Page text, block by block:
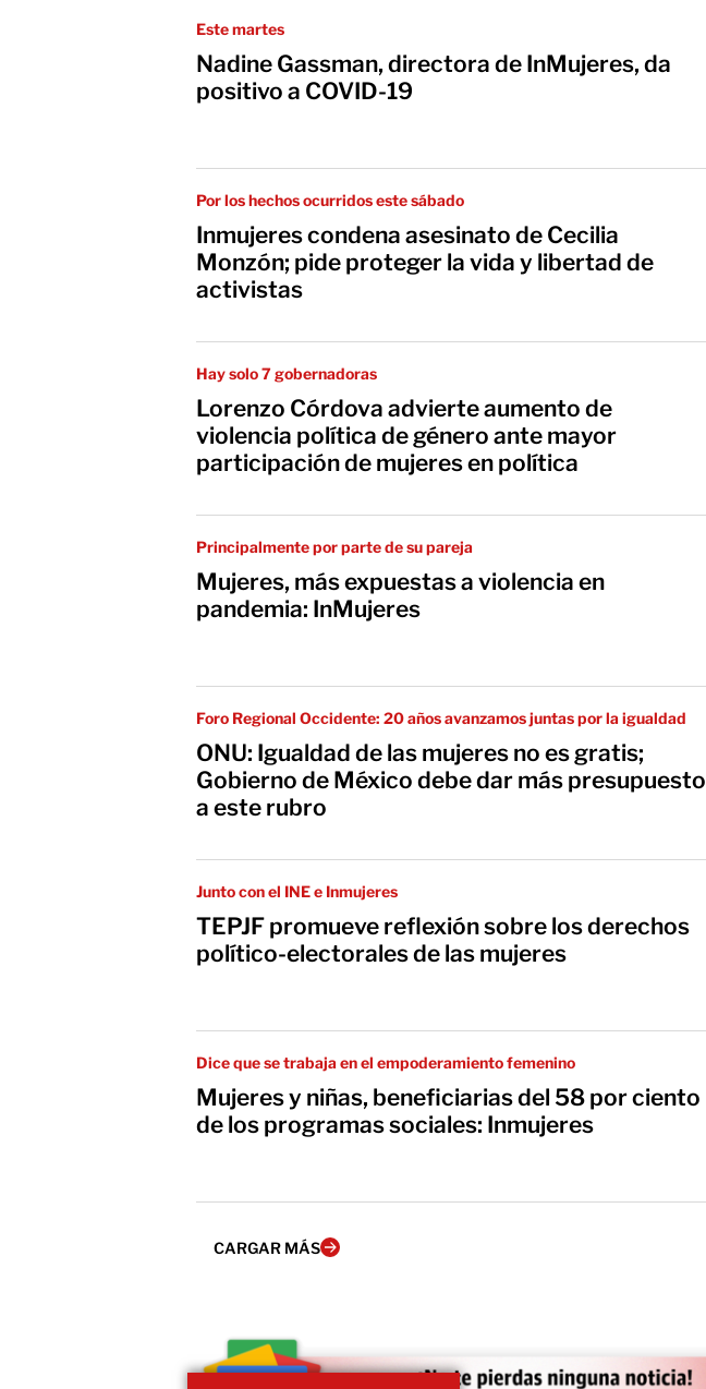
Este martes
Nadine Gassman, directora de InMujeres, da
positivo a COVID-19
Por los hechos ocurridos este sábado
Inmujeres condena asesinato de Cecilia
Monzón; pide proteger la vida y libertad de
activistas
Hay solo 7 gobernadoras
Lorenzo Córdova advierte aumento de
violencia política de género ante mayor
participación de mujeres en política
Principalmente por parte de su pareja
Mujeres, más expuestas a violencia en
pandemia: InMujeres
Foro Regional Occidente: 20 años avanzamos juntas por la igualdad
ONU: Igualdad de las mujeres no es gratis;
Gobierno de México debe dar más presupuesto
a este rubro
Junto con el INE e Inmujeres
TEPJF promueve reflexión sobre los derechos
político-electorales de las mujeres
Dice que se trabaja en el empoderamiento femenino
Mujeres y niñas, beneficiarias del 58 por ciento
de los programas sociales: Inmujeres
CARGAR MÁS